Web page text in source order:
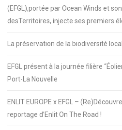
(EFGL),portée par Ocean Winds et
desTerritoires, injecte ses premiers
La préservation de la biodiversité
EFGL présent à la journée filière
Port-La Nouvelle
ENLIT EUROPE x EFGL –
reportage d’Enlit On The Road !